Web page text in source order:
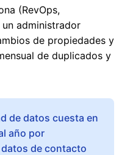
(RevOps,
administrador
de propiedades y
de duplicados y
de datos cuesta en
año por
de contacto